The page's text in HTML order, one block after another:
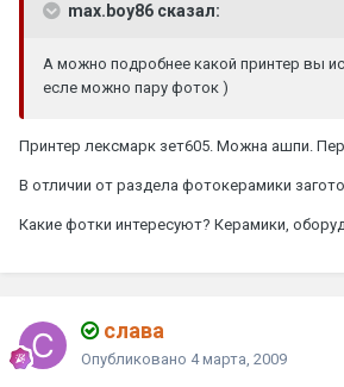
max.boy86 сказал:
А можно подробнее какой принтер вы
есле можно пару фоток )
Принтер лексмарк зет605. Можна ашпи.
В отличии от раздела фотокерамики
Какие фотки интересуют? Керамики,
слава
Опубликовано 4 марта, 2009